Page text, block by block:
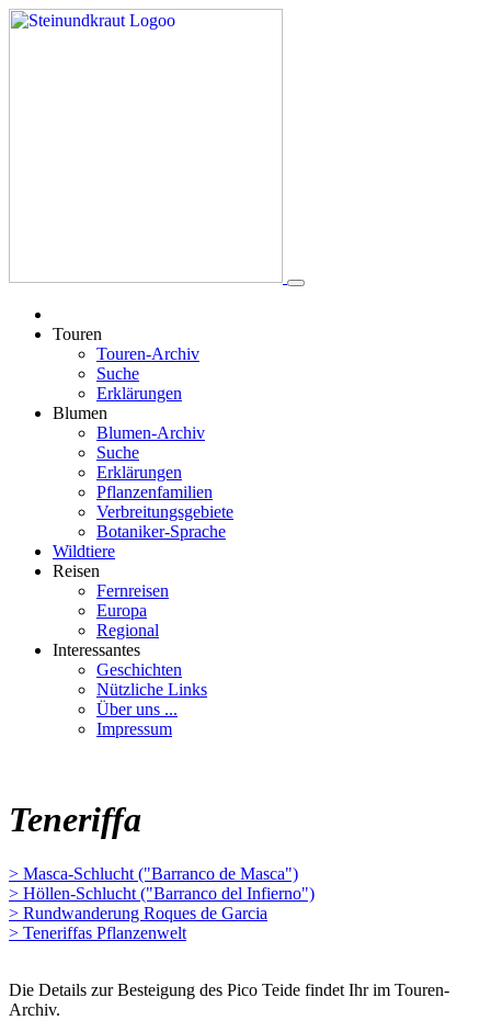
Touren
Touren-Archiv
Suche
Erklärungen
Blumen
Blumen-Archiv
Suche
Erklärungen
Pflanzenfamilien
Verbreitungsgebiete
Botaniker-Sprache
Wildtiere
Reisen
Fernreisen
Europa
Regional
Interessantes
Geschichten
Nützliche Links
Über uns ...
Impressum
Teneriffa
> Masca-Schlucht ("Barranco de Masca")
> Höllen-Schlucht ("Barranco del Infierno")
> Rundwanderung Roques de Garcia
> Teneriffas Pflanzenwelt
Die Details zur Besteigung des Pico Teide findet Ihr im Touren-
Archiv.